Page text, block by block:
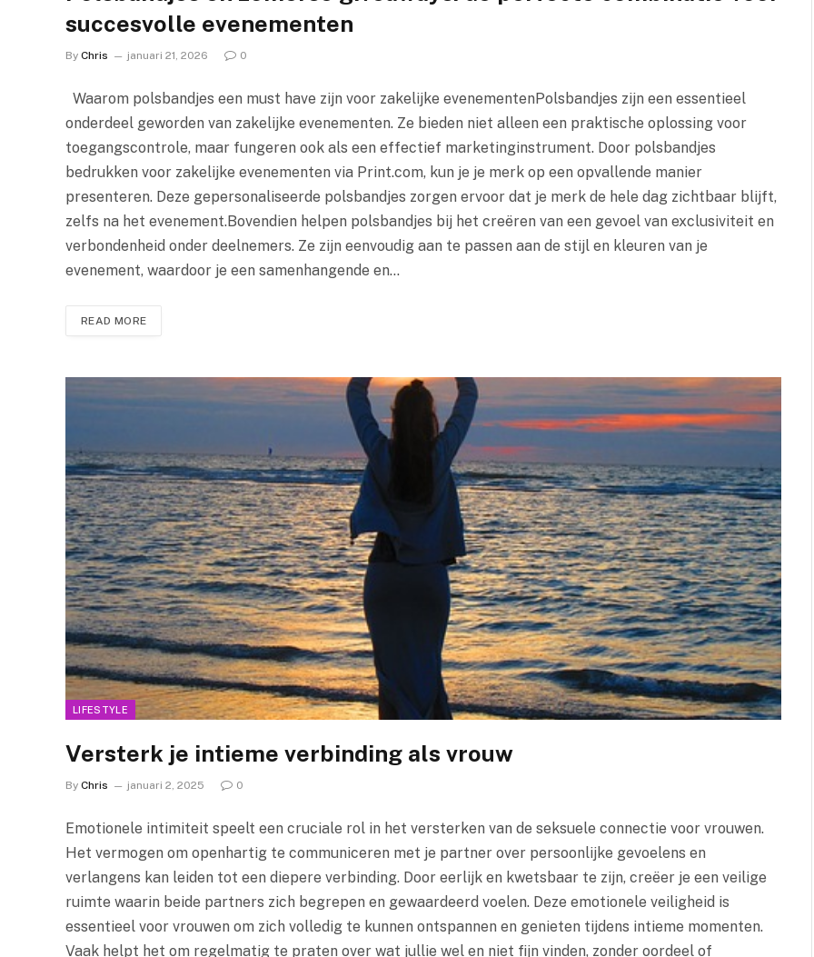
succesvolle evenementen
By Chris januari 21, 2026 0
Waarom polsbandjes een must have zijn voor zakelijke evenementenPolsbandjes zijn een essentieel
onderdeel geworden van zakelijke evenementen. Ze bieden niet alleen een praktische oplossing voor
toegangscontrole, maar fungeren ook als een effectief marketinginstrument. Door polsbandjes
bedrukken voor zakelijke evenementen via Print.com, kun je je merk op een opvallende manier
presenteren. Deze gepersonaliseerde polsbandjes zorgen ervoor dat je merk de hele dag zichtbaar blijft,
zelfs na het evenement.Bovendien helpen polsbandjes bij het creëren van een gevoel van exclusiviteit en
verbondenheid onder deelnemers. Ze zijn eenvoudig aan te passen aan de stijl en kleuren van je
evenement, waardoor je een samenhangende en…
READ MORE
LIFESTYLE
Versterk je intieme verbinding als vrouw
By Chris januari 2, 2025 0
Emotionele intimiteit speelt een cruciale rol in het versterken van de seksuele connectie voor vrouwen.
Het vermogen om openhartig te communiceren met je partner over persoonlijke gevoelens en
verlangens kan leiden tot een diepere verbinding. Door eerlijk en kwetsbaar te zijn, creëer je een veilige
ruimte waarin beide partners zich begrepen en gewaardeerd voelen. Deze emotionele veiligheid is
essentieel voor vrouwen om zich volledig te kunnen ontspannen en genieten tijdens intieme momenten.
Vaak helpt het om regelmatig te praten over wat jullie wel en niet fijn vinden, zonder oordeel of